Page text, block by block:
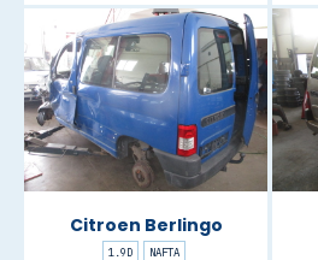
Citroen Berlingo
1.9D NAFTA